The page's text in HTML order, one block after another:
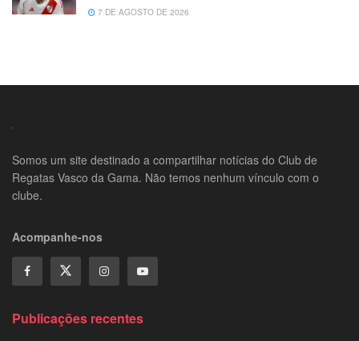
7 DE AGOSTO DE 2026
Somos um site destinado a compartilhar notícias do Club de
Regatas Vasco da Gama. Não temos nenhum vínculo com o
clube.
Acompanhe-nos
Publicações recentes